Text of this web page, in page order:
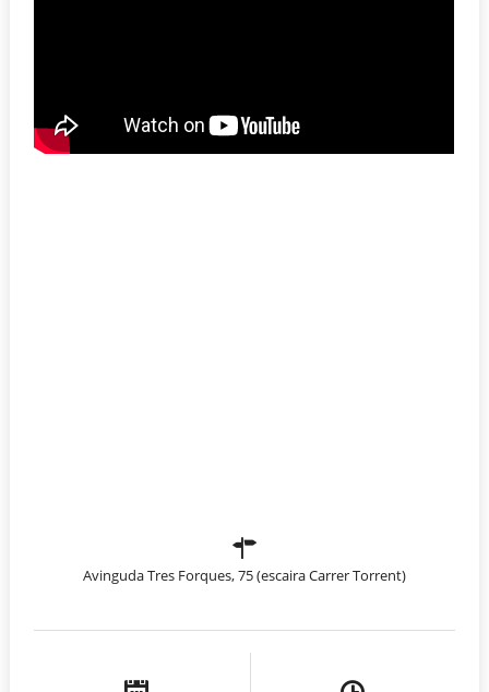
Avinguda Tres Forques, 75 (escaira Carrer Torrent)